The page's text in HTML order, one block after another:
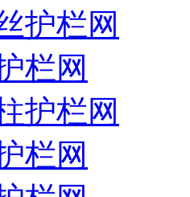
护栏网
栏网
护栏网
栏网